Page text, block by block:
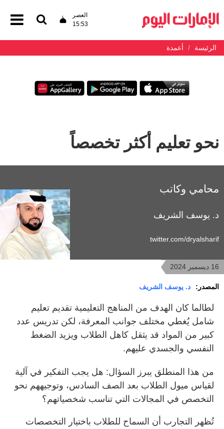
العصر
15:53
الرئيسة أعمدة
نحو تعليم أكثر تخصصاً
محامي وكاتب
د. يوسف الشريف
twitter.com/dryalsharif
16 ديسمبر 2024
المصدر: د. يوسف الشريف
لطالما كان الهدف من المناهج التعليمية تقديم تعليم
شامل يُغطي مختلف جوانب المعرفة، لكن تدريس عدد
كبير من المواد قد يثقل كاهل الطلاب ويزيد الضغط
النفسي والجسدي عليهم.
من هذا المنطلق يبرز السؤال: هل يجب التفكير في آلية
لقياس ميول الطلاب بعد الصف السادس، وتوجيههم نحو
التخصص في المجالات التي تناسب شخصياتهم؟
تُظهر التجارب أن السماح للطلاب باختيار التخصصات